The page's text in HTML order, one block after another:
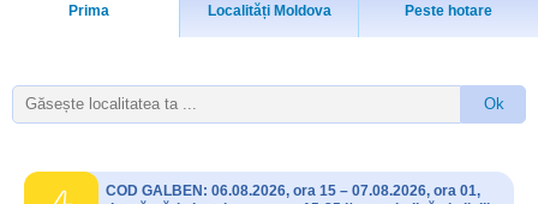
Prima Localități Moldova Peste hotare
COD GALBEN: 06.08.2026, ora 15 – 07.08.2026, ora 01,